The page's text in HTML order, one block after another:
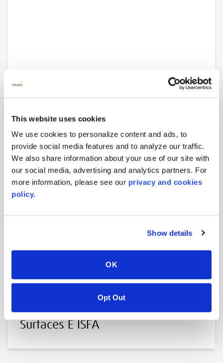
This website uses cookies
We use cookies to personalize content and ads, to
provide social media features and to analyze our traffic.
We also share information about your use of our site with
our social media, advertising and analytics partners. For
more information, please see our privacy and cookies
policy.
Show details
OK
Opt Out
6 Anni Record Di Sicurezza -
Aristech Surfaces
Collaborare Per 'Proteggere Il
Proprio Posto Di Lavoro' - Aristech
Surfaces E ISFA